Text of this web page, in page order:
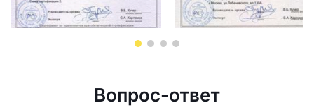
Вопрос-ответ